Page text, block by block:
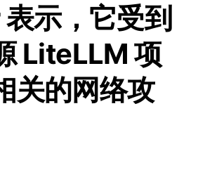
示，它受到
LiteLLM 项
关的网络攻